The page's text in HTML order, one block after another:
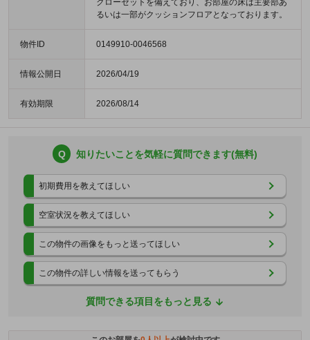
クローゼットを備えており、お部屋の床は主要部あ
るいは一部がクッションフロアとなっております。
物件ID 0149910-0046568
情報公開日 2026/04/19
有効期限 2026/08/14
Q 知りたいことを気軽に質問できます(無料)
初期費用を教えてほしい
空室状況を教えてほしい
この物件の画像をもっと送ってほしい
この物件の詳しい情報を送ってもらう
質問できる項目をもっと見る